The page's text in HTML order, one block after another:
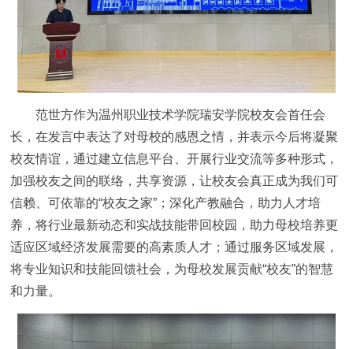
范世方作为温州职业技术学院瑞安学院校友会首任会
长，在发言中表达了对母校的感恩之情，并表示今后将凝聚
校友情谊，通过建立信息平台、开展行业交流等多种形式，
加强校友之间的联络，共享资源，让校友会真正成为我们可
信赖、可依靠的“校友之家”；深化产教融合，助力人才培
养，将行业最新动态和实战技能带回校园，助力母校培养更
适应区域经济发展需要的高素质人才；通过服务区域发展，
将专业知识和技能回馈社会，为母校发展贡献“校友”的智慧
和力量。